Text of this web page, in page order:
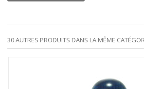
30 AUTRES PRODUITS DANS LA MÊME